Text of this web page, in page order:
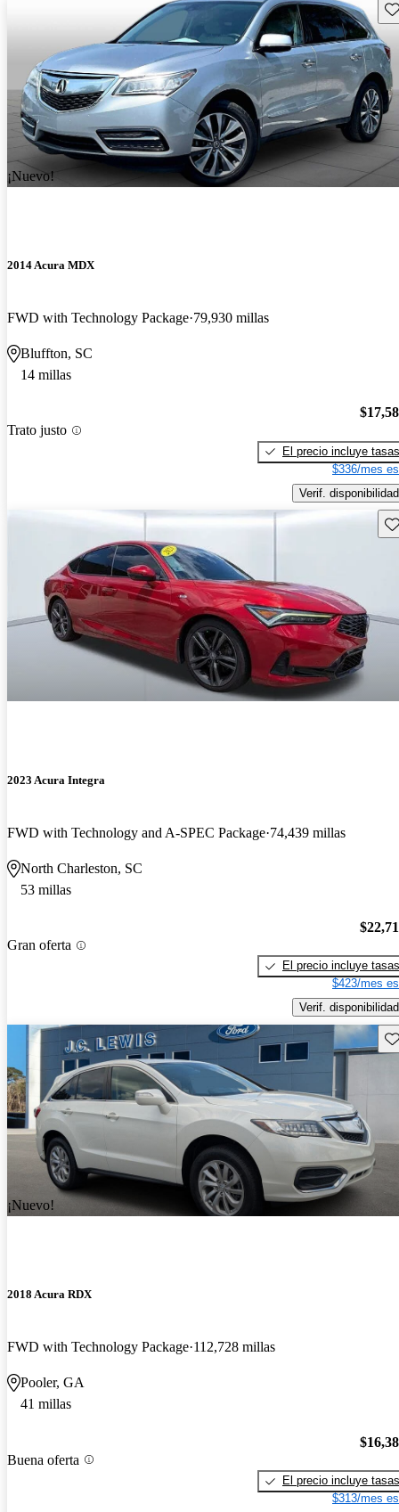
¡Nuevo!
2014 Acura MDX
FWD with Technology Package 79,930 millas
Bluffton, SC
14 millas
Trato justo
El precio incluye tasas
$336/mes
Verif. disponibilidad
2023 Acura Integra
FWD with Technology and A-SPEC Package 74,439 millas
North Charleston, SC
53 millas
Gran oferta
El precio incluye tasas
$423/mes
Verif. disponibilidad
¡Nuevo!
2018 Acura RDX
FWD with Technology Package 112,728 millas
Pooler, GA
41 millas
Buena oferta
El precio incluye tasas
$313/mes